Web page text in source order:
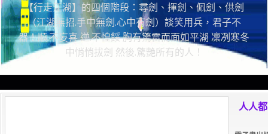
【行走江湖】的四個階段：尋劍、揮劍、佩劍、供劍
（江湖無招.手中無劍.心中有劍）談笑用兵，君子不
器！順.不妄喜 逆.不惶餒 胸有驚雷而面如平湖 凜冽寒冬
中悄悄拔劍 然後.驚艷所有的人！